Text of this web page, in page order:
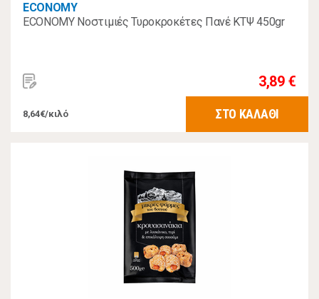
ECONOMY
ECONOMY Νοστιμιές Τυροκροκέτες Πανέ ΚΤΨ 450gr
3,89 €
8,64€/κιλό ΣΤΟ ΚΑΛΑΘΙ